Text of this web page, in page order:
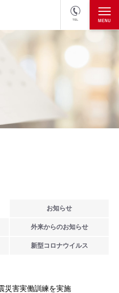
TEL
お知らせ
外来からのお知らせ
新型 コロナウイルス
災害実働訓練を実施